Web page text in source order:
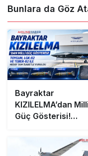
Bunlara da Göz
Bayraktar
KIZILELMA’dan Milli
Güç Gösterisi!
TEBER-82 ile
Tam İsabetle